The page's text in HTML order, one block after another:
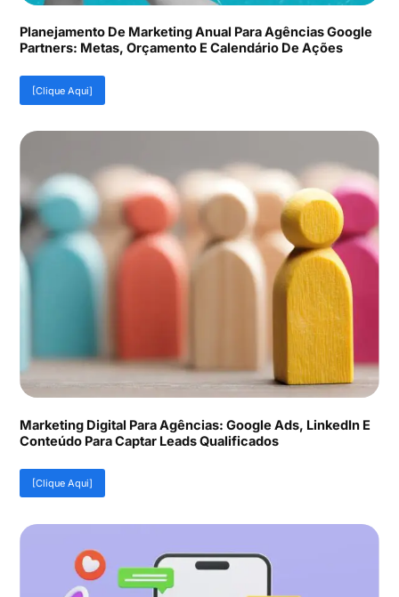
Planejamento De Marketing Anual Para Agências Google
Partners: Metas, Orçamento E Calendário De Ações
[Clique Aqui]
Marketing Digital Para Agências: Google Ads, LinkedIn E
Conteúdo Para Captar Leads Qualificados
[Clique Aqui]